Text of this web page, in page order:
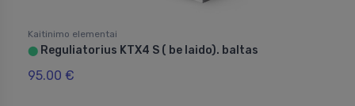
Kaitinimo elementai
⬤ Reguliatorius KTX4 S ( be laido). baltas
95.00 €